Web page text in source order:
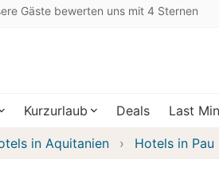
Gäste bewerten uns mit 4 Sternen
Kurzurlaub Deals Last
in Aquitanien Hotels in Pau